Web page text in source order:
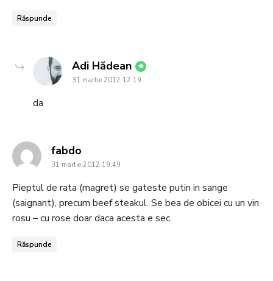
Răspunde
Adi Hădean says:
31 martie 2012 12:19
da
fabdo
31 martie 2012 19:49
Pieptul de rata (magret) se gateste putin in sange
(saignant), precum beef steakul. Se bea de obicei cu un vin
rosu – cu rose doar daca acesta e sec.
Răspunde